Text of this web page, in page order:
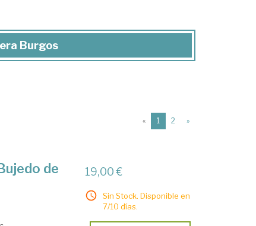
Burgos
« 1 (current)
2 »
de 19,00 €
Sin Stock. Disponible en
7/10 días.